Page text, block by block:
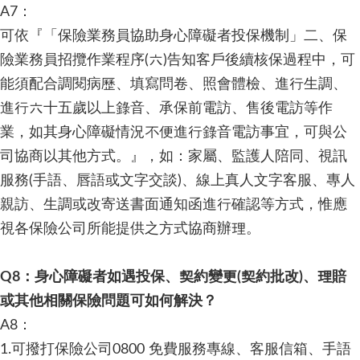
A7：
可依『「保險業務員協助身心障礙者投保機制」二、保
險業務員招攬作業程序(六)告知客戶後續核保過程中，可
能須配合調閱病歷、填寫問卷、照會體檢、進行生調、
進行六十五歲以上錄音、承保前電訪、售後電訪等作
業，如其身心障礙情況不便進行錄音電訪事宜，可與公
司協商以其他方式。』，如：家屬、監護人陪同、視訊
服務(手語、唇語或文字交談)、線上真人文字客服、專人
親訪、生調或改寄送書面通知函進行確認等方式，惟應
視各保險公司所能提供之方式協商辦理。
Q8：身心障礙者如遇投保、契約變更(契約批改)、理賠
或其他相關保險問題可如何解決？
A8：
1.可撥打保險公司0800 免費服務專線、客服信箱、手語